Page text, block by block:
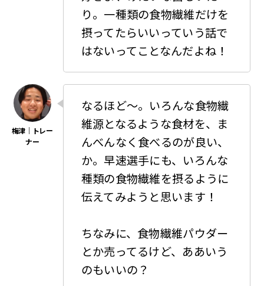
り。一種類の食物繊維だけを
摂ってたらいいっていう話で
はないってことなんだよね！
なるほど〜。いろんな食物繊
維源となるような食材を、ま
んべんなく食べるのが良い、
か。早速選手にも、いろんな
種類の食物繊維を摂るように
伝えてみようと思います！
ちなみに、食物繊維パウダー
とか売ってるけど、ああいう
のもいいの？